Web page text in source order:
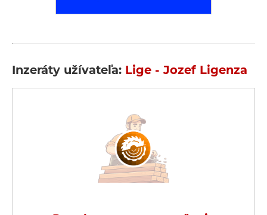
Inzeráty užívateľa: Lige - Jozef Ligenza